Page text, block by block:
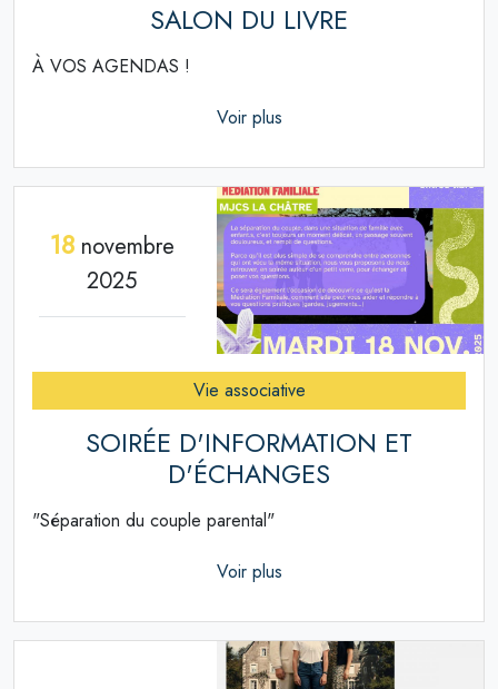
SALON DU LIVRE
À VOS AGENDAS !
Voir plus
18novembre
2025
Vie associative
SOIRÉE D'INFORMATION ET
D'ÉCHANGES
"Séparation du couple parental"
Voir plus